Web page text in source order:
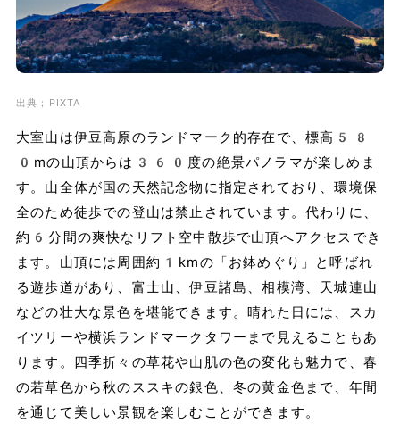
出典；PIXTA
大室山は伊豆高原のランドマーク的存在で、標高58
0mの山頂からは360度の絶景パノラマが楽しめま
す。山全体が国の天然記念物に指定されており、環境保
全のため徒歩での登山は禁止されています。代わりに、
約6分間の爽快なリフト空中散歩で山頂へアクセスでき
ます。山頂には周囲約1kmの「お鉢めぐり」と呼ばれ
る遊歩道があり、富士山、伊豆諸島、相模湾、天城連山
などの壮大な景色を堪能できます。晴れた日には、スカ
イツリーや横浜ランドマークタワーまで見えることもあ
ります。四季折々の草花や山肌の色の変化も魅力で、春
の若草色から秋のススキの銀色、冬の黄金色まで、年間
を通じて美しい景観を楽しむことができます。